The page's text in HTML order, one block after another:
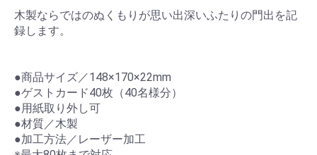
木製ならではのぬくもりが思い出深いふたりの門出を記
録します。
●商品サイズ／148×170×22mm
●ゲストカード40枚（40名様分）
●用紙取り外し可
●材質／木製
●加工方法／レーザー加工